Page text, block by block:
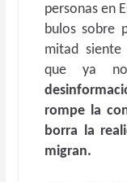
personas en
bulos sobre
mitad
que ya
rompe la
borra la
migran.